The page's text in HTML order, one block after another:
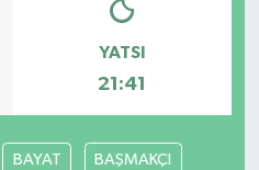
YATSI
21:41
BAYAT BAŞMAKÇI